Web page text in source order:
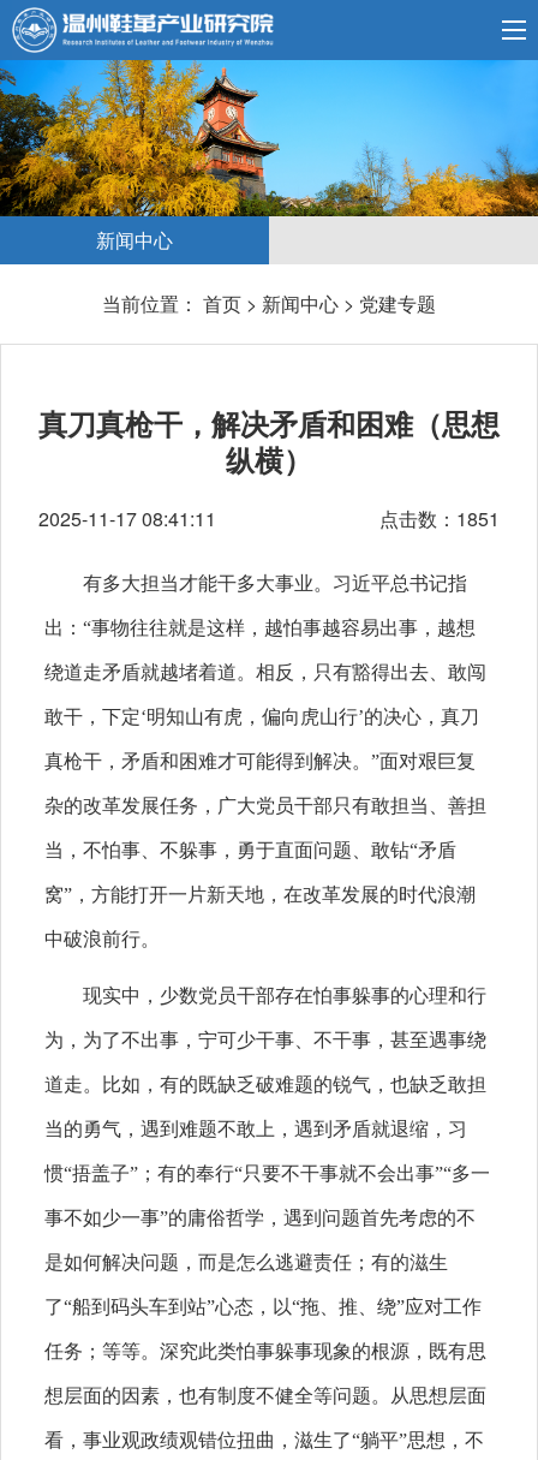
新闻中心
当前位置： 首页 > 新闻中心 > 党建专题
真刀真枪干，解决矛盾和困难（思想
纵横）
点击数：1851
2025-11-17 08:41:11
有多大担当才能干多大事业。习近平总书记指
出：“事物往往就是这样，越怕事越容易出事，越想
绕道走矛盾就越堵着道。相反，只有豁得出去、敢闯
敢干，下定‘明知山有虎，偏向虎山行’的决心，真刀
真枪干，矛盾和困难才可能得到解决。”面对艰巨复
杂的改革发展任务，广大党员干部只有敢担当、善担
当，不怕事、不躲事，勇于直面问题、敢钻“矛盾
窝”，方能打开一片新天地，在改革发展的时代浪潮
中破浪前行。
现实中，少数党员干部存在怕事躲事的心理和行
为，为了不出事，宁可少干事、不干事，甚至遇事绕
道走。比如，有的既缺乏破难题的锐气，也缺乏敢担
当的勇气，遇到难题不敢上，遇到矛盾就退缩，习
惯“捂盖子”；有的奉行“只要不干事就不会出事”“多一
事不如少一事”的庸俗哲学，遇到问题首先考虑的不
是如何解决问题，而是怎么逃避责任；有的滋生
了“船到码头车到站”心态，以“拖、推、绕”应对工作
任务；等等。深究此类怕事躲事现象的根源，既有思
想层面的因素，也有制度不健全等问题。从思想层面
看，事业观政绩观错位扭曲，滋生了“躺平”思想，不